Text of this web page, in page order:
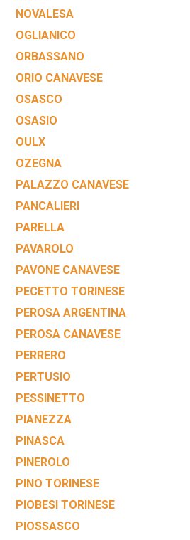
NOVALESA
OGLIANICO
ORBASSANO
ORIO CANAVESE
OSASCO
OSASIO
OULX
OZEGNA
PALAZZO CANAVESE
PANCALIERI
PARELLA
PAVAROLO
PAVONE CANAVESE
PECETTO TORINESE
PEROSA ARGENTINA
PEROSA CANAVESE
PERRERO
PERTUSIO
PESSINETTO
PIANEZZA
PINASCA
PINEROLO
PINO TORINESE
PIOBESI TORINESE
PIOSSASCO